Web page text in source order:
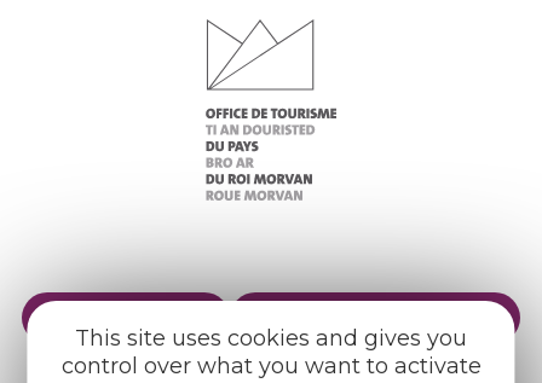
This site uses cookies and gives you
control over what you want to activate
Our brochures
Weather